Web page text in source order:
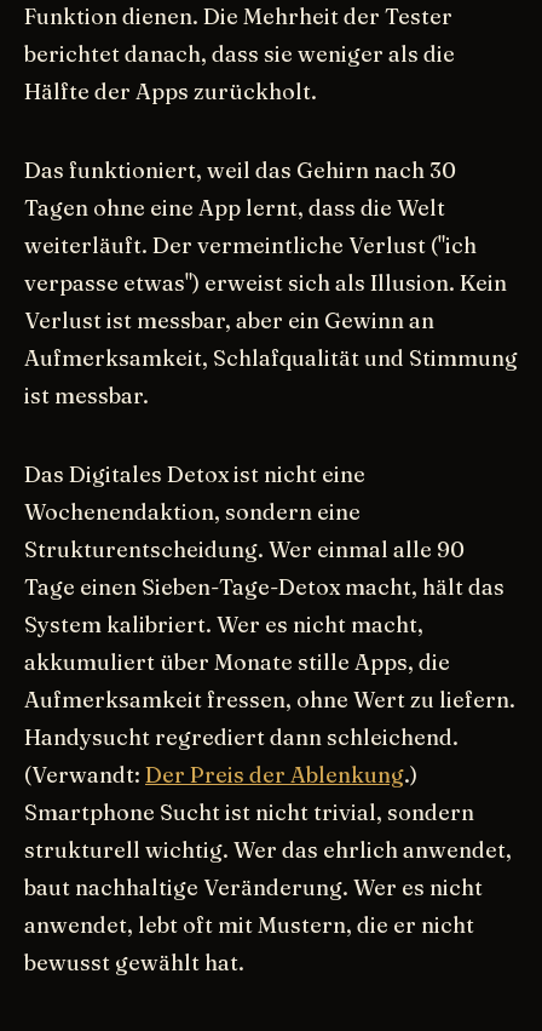
Funktion dienen. Die Mehrheit der Tester
berichtet danach, dass sie weniger als die
Hälfte der Apps zurückholt.
Das funktioniert, weil das Gehirn nach 30
Tagen ohne eine App lernt, dass die Welt
weiterläuft. Der vermeintliche Verlust ("ich
verpasse etwas") erweist sich als Illusion. Kein
Verlust ist messbar, aber ein Gewinn an
Aufmerksamkeit, Schlafqualität und Stimmung
ist messbar.
Das Digitales Detox ist nicht eine
Wochenendaktion, sondern eine
Strukturentscheidung. Wer einmal alle 90
Tage einen Sieben-Tage-Detox macht, hält das
System kalibriert. Wer es nicht macht,
akkumuliert über Monate stille Apps, die
Aufmerksamkeit fressen, ohne Wert zu liefern.
Handysucht regrediert dann schleichend.
(Verwandt: Der Preis der Ablenkung.)
Smartphone Sucht ist nicht trivial, sondern
strukturell wichtig. Wer das ehrlich anwendet,
baut nachhaltige Veränderung. Wer es nicht
anwendet, lebt oft mit Mustern, die er nicht
bewusst gewählt hat.